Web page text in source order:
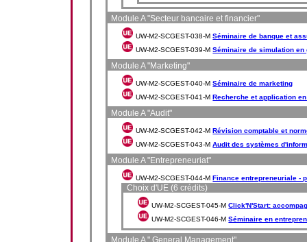
Module A "Secteur bancaire et financier"
UW-M2-SCGEST-038-MSéminaire de banque et
UW-M2-SCGEST-039-MSéminaire de simulation en
Module A "Marketing"
UW-M2-SCGEST-040-MSéminaire de marketing
UW-M2-SCGEST-041-MRecherche et application
Module A "Audit"
UW-M2-SCGEST-042-MRévision comptable et
UW-M2-SCGEST-043-MAudit des systèmes
Module A "Entrepreneuriat"
UW-M2-SCGEST-044-MFinance entrepreneuriale -
Choix d'UE (6 crédits)
UW-M2-SCGEST-045-MClick'N'Start:
UW-M2-SCGEST-046-MSéminaire en
Module A " General Management"